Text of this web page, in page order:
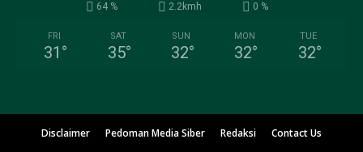
64 % 2.2kmh 0 %
FRI
31 °
SAT
35°
SUN
32°
MON
32°
TUE
32°
Disclaimer Pedoman Media Siber Redaksi Contact Us